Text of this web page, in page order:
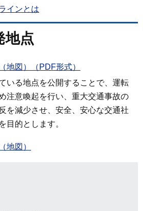
インとは
地点
地図）（PDF形式）
いる地点を公開することで、運転
注意喚起を行い、重大交通事故の
を減少させ、安全、安心な交通社
目的とします。
地図）